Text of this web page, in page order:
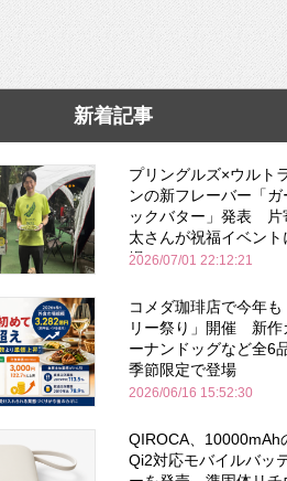
新着記事
プリングルズ×ウルト
ンの新フレーバー「ガ
ックバター」発表 片
太さんが祝福イベント
場
2026/07/01 22:12:21
コメダ珈琲店で今年も
リー祭り」開催 新作
ーナンドッグなど全6
季節限定で登場
2026/06/16 15:52:30
QIROCA、10000mAh
Qi2対応モバイルバッ